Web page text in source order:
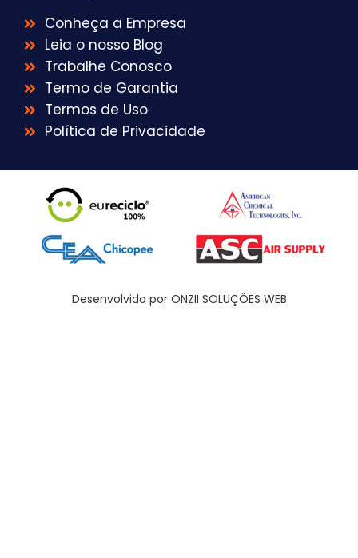
Conheça a Empresa
Leia o nosso Blog
Trabalhe Conosco
Termo de Garantia
Termos de Uso
Política de Privacidade
Desenvolvido por ONZII SOLUÇÕES WEB